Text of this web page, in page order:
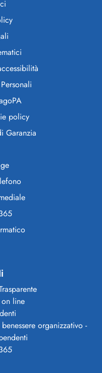
policy
Garanzia
line
organizzativo -